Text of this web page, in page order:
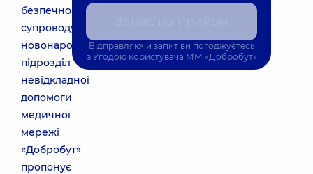
безпечного
супроводу
новонародженого,
підрозділ
невідкладної
допомоги
медичної
мережі
«Добробут»
пропонує
Відправляючи запит ви погоджуєтесь
з Угодою користувача ММ «Добробут»